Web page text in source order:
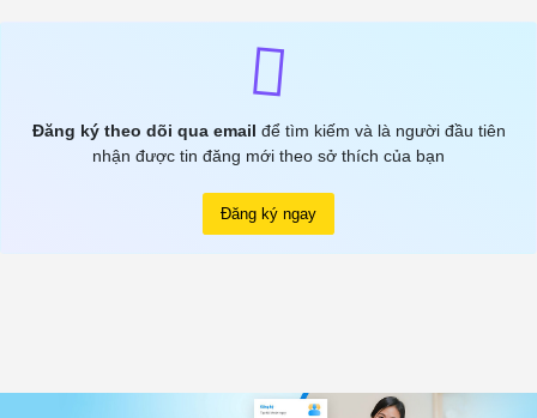
Đăng ký theo dõi qua email để tìm kiếm và là người đầu tiên
nhận được tin đăng mới theo sở thích của bạn
Đăng ký ngay